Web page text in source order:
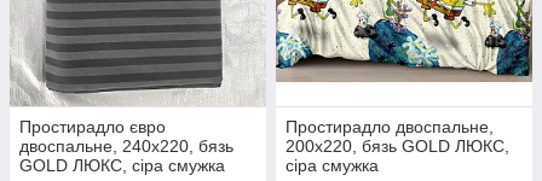
Простирадло євро
двоспальне, 240х220, бязь
GOLD ЛЮКС, сіра смужка
Простирадло двоспальне,
200х220, бязь GOLD ЛЮКС,
сіра смужка